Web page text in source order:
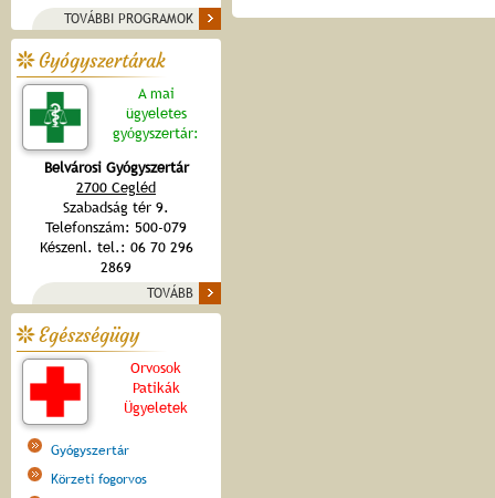
TOVÁBBI PROGRAMOK
Gyógyszertárak
A mai
ügyeletes
gyógyszertár:
Belvárosi Gyógyszertár
2700 Cegléd
Szabadság tér 9.
Telefonszám: 500-079
Készenl. tel.: 06 70 296
2869
TOVÁBB
Egészségügy
Orvosok
Patikák
Ügyeletek
Gyógyszertár
Körzeti fogorvos